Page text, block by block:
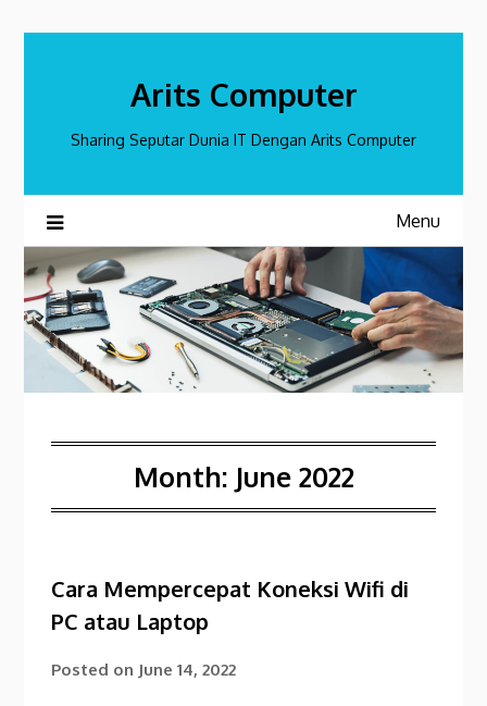
Arits Computer
Sharing Seputar Dunia IT Dengan Arits Computer
Menu
Month: June 2022
Cara Mempercepat Koneksi Wifi di
PC atau Laptop
Posted on June 14, 2022